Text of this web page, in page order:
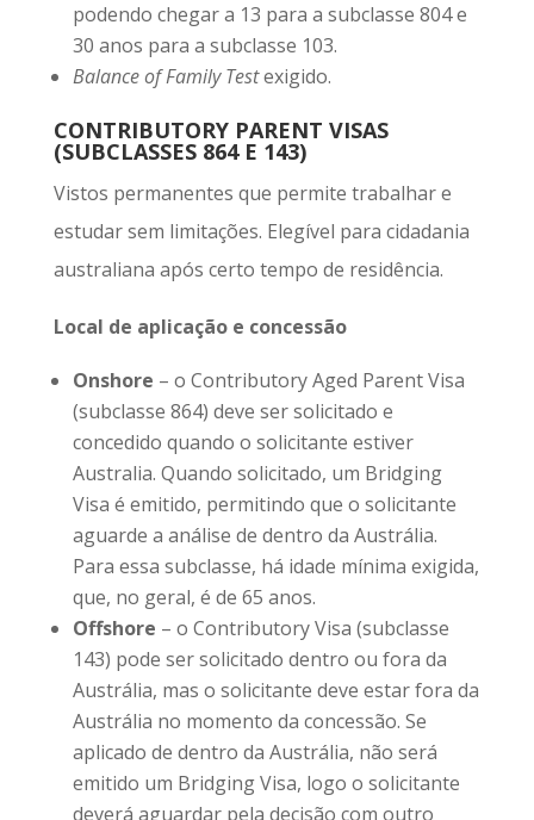
podendo chegar a 13 para a subclasse 804 e
30 anos para a subclasse 103.
Balance of Family Testexigido.
CONTRIBUTORY PARENT VISAS
(SUBCLASSES 864 E 143)
Vistos permanentes que permite trabalhar e
estudar sem limitações. Elegível para cidadania
australiana após certo tempo de residência.
Local de aplicação e concessão
Onshore – o Contributory Aged Parent Visa
(subclasse 864) deve ser solicitado e
concedido quando o solicitante estiver
Australia. Quando solicitado, um Bridging
Visa é emitido, permitindo que o solicitante
aguarde a análise de dentro da Austrália.
Para essa subclasse, há idade mínima exigida,
que, no geral, é de 65 anos.
Offshore – o Contributory Visa (subclasse
143) pode ser solicitado dentro ou fora da
Austrália, mas o solicitante deve estar fora da
Austrália no momento da concessão. Se
aplicado de dentro da Austrália, não será
emitido um Bridging Visa, logo o solicitante
deverá aguardar pela decisão com outro